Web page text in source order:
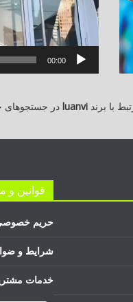
00:00
با برند luanvi در جستجوهای
قوانین و
حریم
شرایط و
خدمات